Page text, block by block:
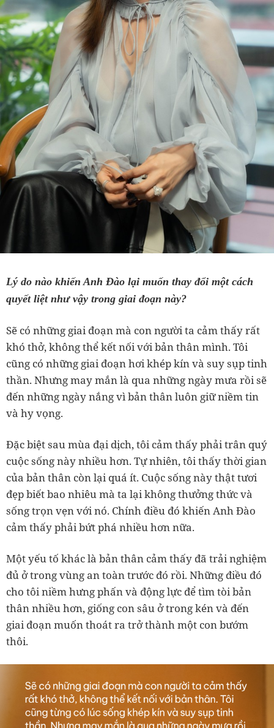
Lý do nào khiến Anh Đào lại muốn thay đổi một cách
quyết liệt như vậy trong giai đoạn này?
Sẽ có những giai đoạn mà con người ta cảm thấy rất
khó thở, không thể kết nối với bản thân mình. Tôi
cũng có những giai đoạn hơi khép kín và suy sụp tinh
thần. Nhưng may mắn là qua những ngày mưa rồi sẽ
đến những ngày nắng vì bản thân luôn giữ niềm tin
và hy vọng.
Đặc biệt sau mùa đại dịch, tôi cảm thấy phải trân quý
cuộc sống này nhiều hơn. Tự nhiên, tôi thấy thời gian
của bản thân còn lại quá ít. Cuộc sống này thật tươi
đẹp biết bao nhiêu mà ta lại không thưởng thức và
sống trọn vẹn với nó. Chính điều đó khiến Anh Đào
cảm thấy phải bứt phá nhiều hơn nữa.
Một yếu tố khác là bản thân cảm thấy đã trải nghiệm
đủ ở trong vùng an toàn trước đó rồi. Những điều đó
cho tôi niềm hưng phấn và động lực để tìm tòi bản
thân nhiều hơn, giống con sâu ở trong kén và đến
giai đoạn muốn thoát ra trở thành một con bướm
thôi.